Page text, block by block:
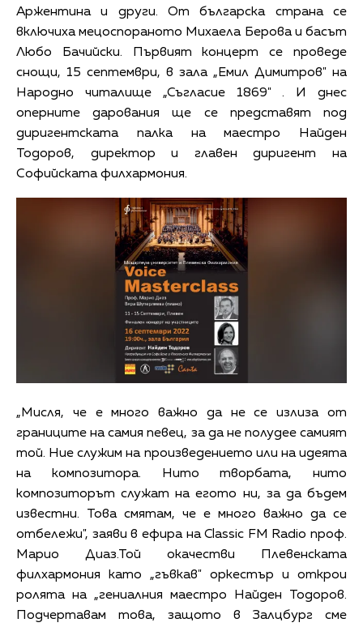
Аржентина и други. От българска страна се
включиха мецоспораното Михаела Берова и басът
Любо Бачийски. Първият концерт се проведе
снощи, 15 септември, в зала „Емил Димитров" на
Народно читалище „Съгласие 1869" . И днес
оперните дарования ще се представят под
диригентската палка на маестро Найден
Тодоров, директор и главен диригент на
Софийската филхармония.
„Мисля, че е много важно да не се излиза от
границите на самия певец, за да не полудее самият
той. Ние служим на произведението или на идеята
на композитора. Нито творбата, нито
композиторът служат на егото ни, за да бъдем
известни. Това смятам, че е много важно да се
отбележи", заяви в ефира на Classic FM Radio проф.
Марио Диаз.Той окачестви Плевенската
филхармония като „гъвкав" оркестър и открои
ролята на „гениалния маестро Найден Тодоров.
Подчертавам това, защото в Залцбург сме